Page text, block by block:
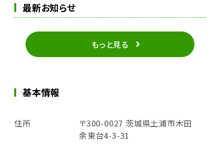
最新お知らせ
もっと見る
基本情報
住所
〒300-0027 茨城県土浦市木田
余東台4-3-31